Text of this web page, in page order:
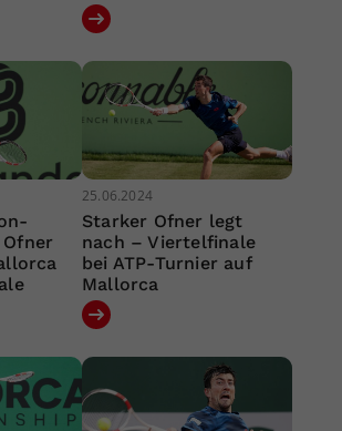
25.06.2024
Starker Ofner legt
nach – Viertelfinale
bei ATP-Turnier auf
Mallorca